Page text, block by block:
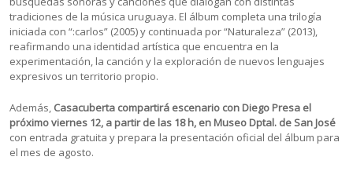
tradiciones de la música uruguaya. El álbum completa una trilogía
iniciada con “:carlos” (2005) y continuada por “Naturaleza” (2013),
reafirmando una identidad artística que encuentra en la
experimentación, la canción y la exploración de nuevos lenguajes
expresivos un territorio propio.
Además, Casacuberta compartirá escenario con Diego Presa el
próximo viernes 12, a partir de las 18 h, en Museo Dptal. de San José
con entrada gratuita y prepara la presentación oficial del álbum para
el mes de agosto.